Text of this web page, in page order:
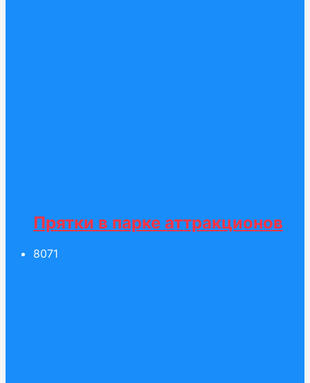
Прятки в парке аттракционов
8071